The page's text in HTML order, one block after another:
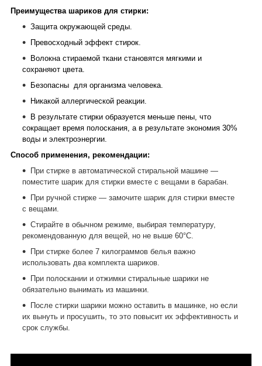
Преимущества шариков для стирки:
Защита окружающей среды.
Превосходный эффект стирок.
Волокна стираемой ткани становятся мягкими и
сохраняют цвета.
Безопасны для организма человека.
Никакой аллергической реакции.
В результате стирки образуется меньше пены, что
сокращает время полоскания, а в результате экономия 30%
воды и электроэнергии.
Способ применения, рекомендации:
При стирке в автоматической стиральной машине —
поместите шарик для стирки вместе с вещами в барабан.
При ручной стирке — замочите шарик для стирки вместе
с вещами.
Стирайте в обычном режиме, выбирая температуру,
рекомендованную для вещей, но не выше 60°С.
При стирке более 7 килограммов белья важно
использовать два комплекта шариков.
При полоскании и отжимки стиральные шарики не
обязательно вынимать из машинки.
После стирки шарики можно оставить в машинке, но если
их вынуть и просушить, то это повысит их эффективность и
срок службы.